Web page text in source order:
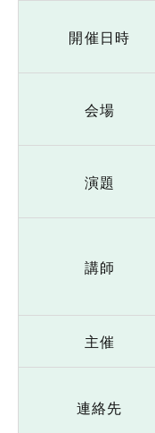
開催日時
会場
演題
講師
主催
連絡先